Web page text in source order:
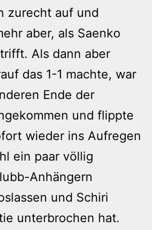
zurecht auf und
aber, als Saenko
Als dann aber
das 1-1 machte, war
Ende der
und flippte
wieder ins Aufregen
ein paar völlig
Anhängern
und Schiri
unterbrochen hat.